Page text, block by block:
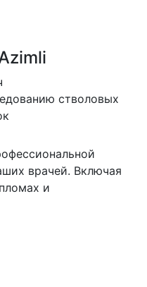
стволовых
врачей. Включая
и